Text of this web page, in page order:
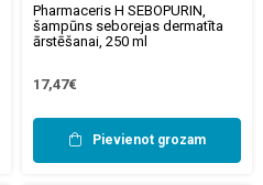
Pharmaceris H SEBOPURIN,
šampūns seborejas dermatīta
ārstēšanai, 250 ml
17,47€
Pievienot grozam